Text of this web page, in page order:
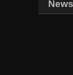
News